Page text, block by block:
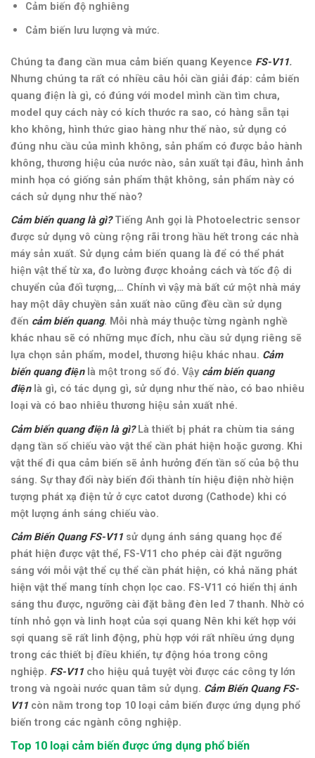
Cảm biến độ nghiêng
Cảm biến lưu lượng và mức.
Chúng ta đang cần mua cảm biến quang Keyence FS-V11.
Nhưng chúng ta rất có nhiều câu hỏi cần giải đáp: cảm biến
quang điện là gì, có đúng với model mình cần tìm chưa,
model quy cách này có kích thước ra sao, có hàng sẵn tại
kho không, hình thức giao hàng như thế nào, sử dụng có
đúng nhu cầu của mình không, sản phẩm có được bảo hành
không, thương hiệu của nước nào, sản xuất tại đâu, hình ảnh
minh họa có giống sản phẩm thật không, sản phẩm này có
cách sử dụng như thế nào?
Cảm biến quang là gì?Tiếng Anh gọi là Photoelectric sensor
được sử dụng vô cùng rộng rãi trong hầu hết trong các nhà
máy sản xuất. Sử dụng cảm biến quang là để có thể phát
hiện vật thể từ xa, đo lường được khoảng cách và tốc độ di
chuyển của đối tượng,… Chính vì vậy mà bất cứ một nhà máy
hay một dây chuyền sản xuất nào cũng đều cần sử dụng
đến cảm biến quang. Mỗi nhà máy thuộc từng ngành nghề
khác nhau sẽ có những mục đích, nhu cầu sử dụng riêng sẽ
lựa chọn sản phẩm, model, thương hiệu khác nhau. Cảm
biến quang điệnlà một trong số đó. Vậy cảm biến quang
điệnlà gì, có tác dụng gì, sử dụng như thế nào, có bao nhiêu
loại và có bao nhiêu thương hiệu sản xuất nhé.
Cảm biến quang điện là gì?Là thiết bị phát ra chùm tia sáng
dạng tần số chiếu vào vật thể cần phát hiện hoặc gương. Khi
vật thể đi qua cảm biến sẽ ảnh hưởng đến tần số của bộ thu
sáng. Sự thay đổi này biến đổi thành tín hiệu điện nhờ hiện
tượng phát xạ điện tử ở cực catot dương (Cathode) khi có
một lượng ánh sáng chiếu vào.
Cảm Biến Quang FS-V11 sử dụng ánh sáng quang học để
phát hiện được vật thể, FS-V11 cho phép cài đặt ngưỡng
sáng với mỗi vật thể cụ thể cần phát hiện, có khả năng phát
hiện vật thể mang tính chọn lọc cao. FS-V11 có hiển thị ánh
sáng thu được, ngưỡng cài đặt bằng đèn led 7 thanh. Nhờ có
tính nhỏ gọn và linh hoạt của sợi quang Nên khi kết hợp với
sợi quang sẽ rất linh động, phù hợp với rất nhiều ứng dụng
trong các thiết bị điều khiển, tự động hóa trong công
nghiệp. FS-V11 cho hiệu quả tuyệt vời được các công ty lớn
trong và ngoài nước quan tâm sử dụng. Cảm Biến Quang FS-
V11 còn nằm trong top 10 loại cảm biến được ứng dụng phổ
biến trong các ngành công nghiệp.
Top 10 loại cảm biến được ứng dụng phổ biến